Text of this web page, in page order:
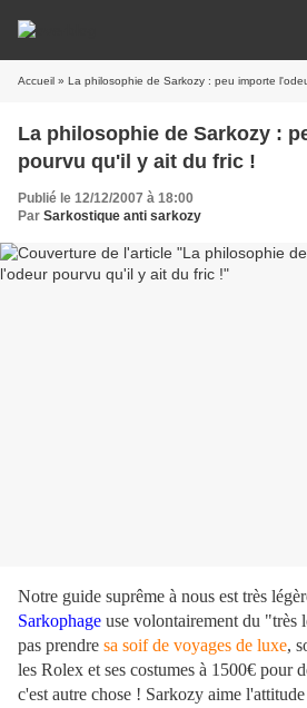
Accueil » La philosophie de Sarkozy : peu importe
La philosophie de Sarkozy :
pourvu qu'il y ait du fric !
Publié le 12/12/2007 à 18:00
Par Sarkostique anti sarkozy
Notre guide suprême à nous est très
Sarkophage use volontairement du "très
pas prendre sa soif de voyages de luxe,
les Rolex et ses costumes à 1500€ pour
c'est autre chose ! Sarkozy aime